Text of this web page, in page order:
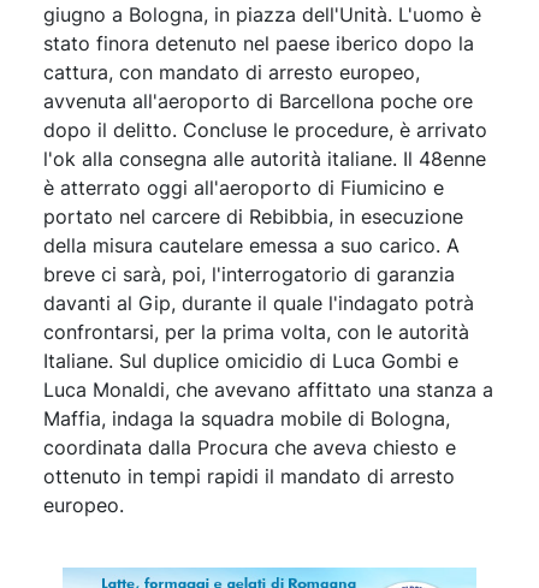
giugno a Bologna, in piazza dell'Unità. L'uomo è
stato finora detenuto nel paese iberico dopo la
cattura, con mandato di arresto europeo,
avvenuta all'aeroporto di Barcellona poche ore
dopo il delitto. Concluse le procedure, è arrivato
l'ok alla consegna alle autorità italiane. Il 48enne
è atterrato oggi all'aeroporto di Fiumicino e
portato nel carcere di Rebibbia, in esecuzione
della misura cautelare emessa a suo carico. A
breve ci sarà, poi, l'interrogatorio di garanzia
davanti al Gip, durante il quale l'indagato potrà
confrontarsi, per la prima volta, con le autorità
Italiane. Sul duplice omicidio di Luca Gombi e
Luca Monaldi, che avevano affittato una stanza a
Maffia, indaga la squadra mobile di Bologna,
coordinata dalla Procura che aveva chiesto e
ottenuto in tempi rapidi il mandato di arresto
europeo.